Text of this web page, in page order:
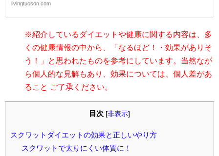
livingtucson.com
※紹介しているダイエットや健康に関する内容は、多
くの健康情報の中から、「なるほど！・効果がありそ
う！」と思われたものを参考にしています。当然なが
ら個人的な見解もあり、効果については、個人差があ
ること ご了承ください。
目次 [非表示]
スクワットダイエットの効果と正しいやり方
スクワットで太りにくい体質に！